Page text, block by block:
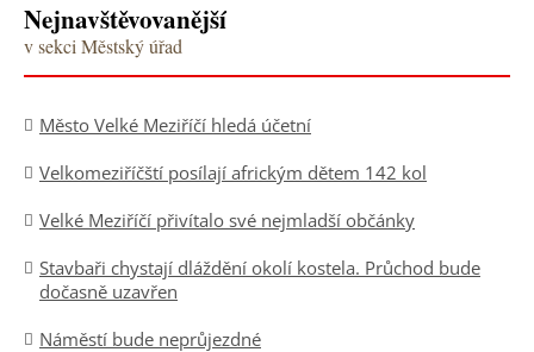
Nejnavštěvovanější
v sekci Městský úřad
Město Velké Meziříčí hledá účetní
Velkomeziříčští posílají africkým dětem 142 kol
Velké Meziříčí přivítalo své nejmladší občánky
Stavbaři chystají dláždění okolí kostela. Průchod bude
dočasně uzavřen
Náměstí bude neprůjezdné